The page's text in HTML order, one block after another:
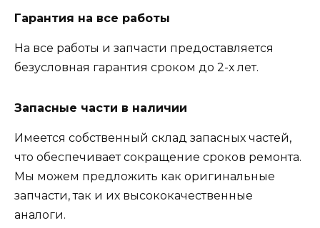
Гарантия на все работы
На все работы и запчасти предоставляется
безусловная гарантия сроком до 2-х лет.
Запасные части в наличии
Имеется собственный склад запасных частей,
что обеспечивает сокращение сроков ремонта.
Мы можем предложить как оригинальные
запчасти, так и их высококачественные
аналоги.